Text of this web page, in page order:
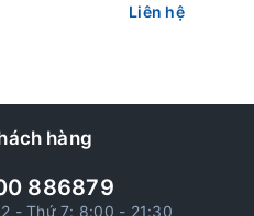
Liên hệ
hàng
886879
- Thứ 7: 8:00 - 21:30